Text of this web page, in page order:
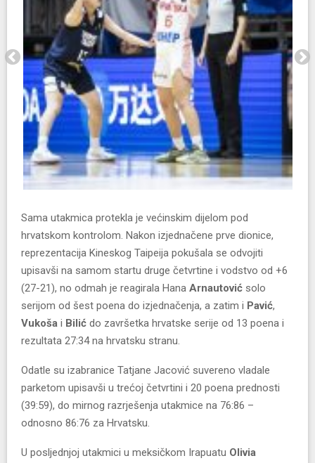
Sama utakmica protekla je većinskim dijelom pod
hrvatskom kontrolom. Nakon izjednačene prve dionice,
reprezentacija Kineskog Taipeija pokušala se odvojiti
upisavši na samom startu druge četvrtine i vodstvo od +6
(27-21), no odmah je reagirala Hana Arnautović solo
serijom od šest poena do izjednačenja, a zatim i Pavić,
Vukoša i Bilić do završetka hrvatske serije od 13 poena i
rezultata 27:34 na hrvatsku stranu.
Odatle su izabranice Tatjane Jacović suvereno vladale
parketom upisavši u trećoj četvrtini i 20 poena prednosti
(39:59), do mirnog razrješenja utakmice na 76:86 –
odnosno 86:76 za Hrvatsku.
U posljednjoj utakmici u meksičkom Irapuatu Olivia